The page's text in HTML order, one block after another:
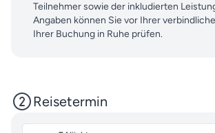
Teilnehmer sowie der inkludierten
Angaben können Sie vor Ihrer
Ihrer Buchung in Ruhe prüfen.
Reisetermin